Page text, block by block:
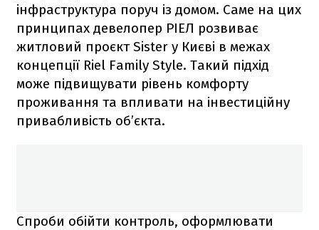
інфраструктура поруч із домом. Саме на цих
принципах девелопер РІЕЛ розвиває
житловий проєкт Sister у Києві в межах
концепції Riel Family Style. Такий підхід
може підвищувати рівень комфорту
проживання та впливати на інвестиційну
привабливість об’єкта.
Спроби обійти контроль, оформлювати